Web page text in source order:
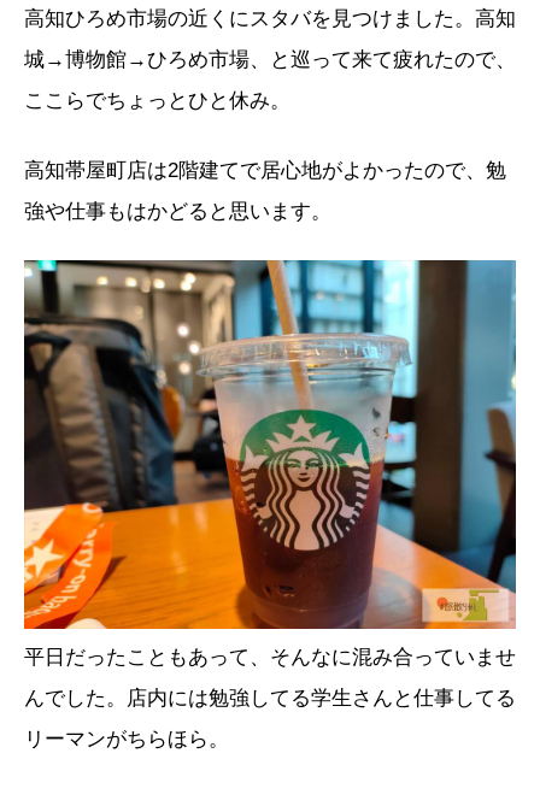
高知ひろめ市場の近くにスタバを見つけました。高知
城→博物館→ひろめ市場、と巡って来て疲れたので、
ここらでちょっとひと休み。
高知帯屋町店は2階建てで居心地がよかったので、勉
強や仕事もはかどると思います。
平日だったこともあって、そんなに混み合っていませ
んでした。店内には勉強してる学生さんと仕事してる
リーマンがちらほら。